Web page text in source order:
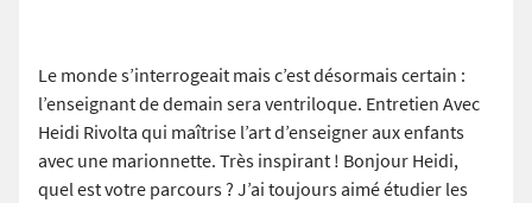
Le monde s’interrogeait mais c’est désormais certain :
l’enseignant de demain sera ventriloque. Entretien Avec
Heidi Rivolta qui maîtrise l’art d’enseigner aux enfants
avec une marionnette. Très inspirant ! Bonjour Heidi,
quel est votre parcours ? J’ai toujours aimé étudier les